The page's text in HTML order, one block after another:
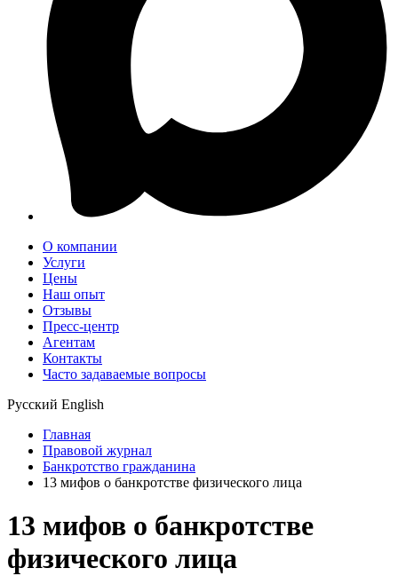
О компании
Услуги
Цены
Наш опыт
Отзывы
Пресс-центр
Агентам
Контакты
Часто задаваемые вопросы
Русский English
Главная
Правовой журнал
Банкротство гражданина
13 мифов о банкротстве физического лица
13 мифов о банкротстве
физического лица